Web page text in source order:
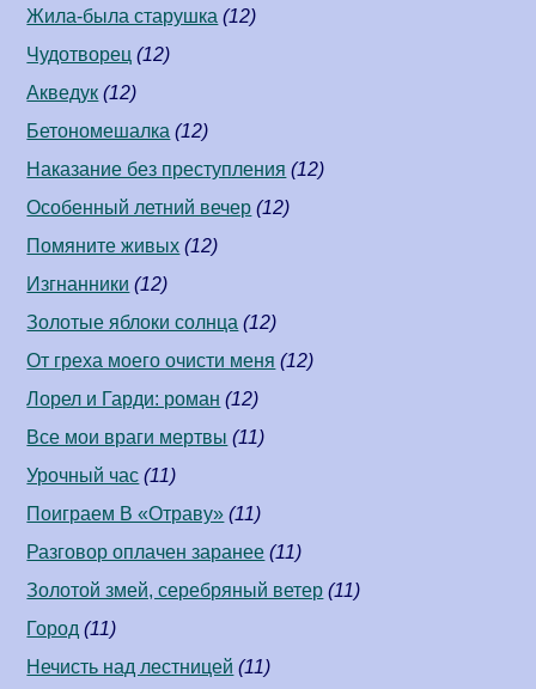
Жила-была старушка (12)
Чудотворец (12)
Акведук (12)
Бетономешалка (12)
Наказание без преступления (12)
Особенный летний вечер (12)
Помяните живых (12)
Изгнанники (12)
Золотые яблоки солнца (12)
От греха моего очисти меня (12)
Лорел и Гарди: роман (12)
Все мои враги мертвы (11)
Урочный час (11)
Поиграем В «Отраву» (11)
Разговор оплачен заранее (11)
Золотой змей, серебряный ветер (11)
Город (11)
Нечисть над лестницей (11)